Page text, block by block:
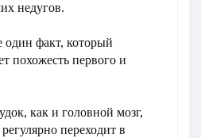
недугов.
один факт, который
похожесть первого и
как и головной мозг,
переходит в